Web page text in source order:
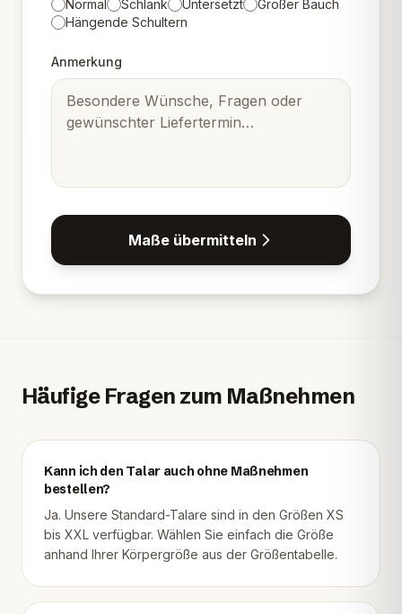
Normal
Schlank Untersetzt
Großer Bauch
Hängende Schultern
Anmerkung
Maße übermitteln
Häufige Fragen zum Maßnehmen
Kann ich den Talar auch ohne Maßnehmen
bestellen?
Ja. Unsere Standard-Talare sind in den Größen XS
bis XXL verfügbar. Wählen Sie einfach die Größe
anhand Ihrer Körpergröße aus der Größentabelle.